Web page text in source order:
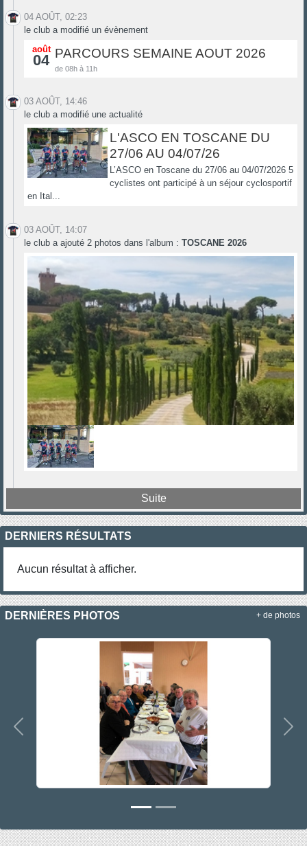
04 AOÛT, 02:23
le club a modifié un évènement
août
04 PARCOURS SEMAINE AOUT 2026
de 08h à 11h
03 AOÛT, 14:46
le club a modifié une actualité
L'ASCO EN TOSCANE DU
27/06 AU 04/07/26
L’ASCO en Toscane du 27/06 au 04/07/2026 5
cyclistes ont participé à un séjour cyclosportif
en Ital...
03 AOÛT, 14:07
le club a ajouté 2 photos dans l'album : TOSCANE 2026
Suite
DERNIERS RÉSULTATS
Aucun résultat à afficher.
DERNIÈRES PHOTOS
Précedent
+ de photos